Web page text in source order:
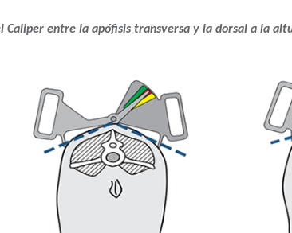
Caliper entre la apófisis transversa y la dorsal a la